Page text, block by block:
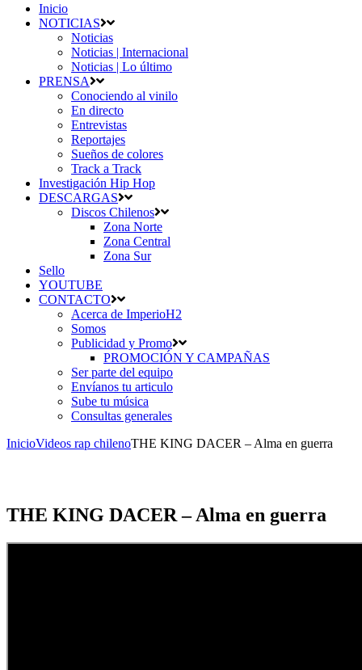
Inicio
NOTICIAS
Noticias
Noticias | Internacional
Noticias | Lo último
PRENSA
Conociendo al vinilo
En directo
Entrevistas
Reportajes
Sueños de colores
Track a Track
Investigación Hip Hop
DESCARGAS
Discos Chilenos
Zona Norte
Zona Central
Zona Sur
Sello
YOUTUBE
CONTACTO
Acerca de ImperioH2
Somos
Publicidad y Promo
PROMOCIÓN Y CAMPAÑAS
Ser parte del equipo
Envíanos tu articulo
Sube tu música
Consultas generales
InicioVideos rap chilenoTHE KING DACER – Alma en guerra
THE KING DACER – Alma en guerra